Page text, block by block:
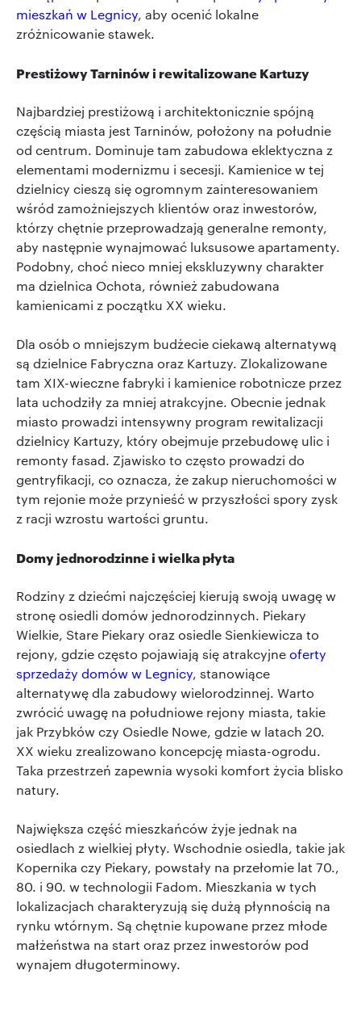
mieszkań w Legnicy, aby ocenić lokalne
zróżnicowanie stawek.
Prestiżowy Tarninów i rewitalizowane Kartuzy
Najbardziej prestiżową i architektonicznie spójną
częścią miasta jest Tarninów, położony na południe
od centrum. Dominuje tam zabudowa eklektyczna z
elementami modernizmu i secesji. Kamienice w tej
dzielnicy cieszą się ogromnym zainteresowaniem
wśród zamożniejszych klientów oraz inwestorów,
którzy chętnie przeprowadzają generalne remonty,
aby następnie wynajmować luksusowe apartamenty.
Podobny, choć nieco mniej ekskluzywny charakter
ma dzielnica Ochota, również zabudowana
kamienicami z początku XX wieku.
Dla osób o mniejszym budżecie ciekawą alternatywą
są dzielnice Fabryczna oraz Kartuzy. Zlokalizowane
tam XIX-wieczne fabryki i kamienice robotnicze przez
lata uchodziły za mniej atrakcyjne. Obecnie jednak
miasto prowadzi intensywny program rewitalizacji
dzielnicy Kartuzy, który obejmuje przebudowę ulic i
remonty fasad. Zjawisko to często prowadzi do
gentryfikacji, co oznacza, że zakup nieruchomości w
tym rejonie może przynieść w przyszłości spory zysk
z racji wzrostu wartości gruntu.
Domy jednorodzinne i wielka płyta
Rodziny z dziećmi najczęściej kierują swoją uwagę w
stronę osiedli domów jednorodzinnych. Piekary
Wielkie, Stare Piekary oraz osiedle Sienkiewicza to
rejony, gdzie często pojawiają się atrakcyjneoferty
sprzedaży domów w Legnicy, stanowiące
alternatywę dla zabudowy wielorodzinnej. Warto
zwrócić uwagę na południowe rejony miasta, takie
jak Przybków czy Osiedle Nowe, gdzie w latach 20.
XX wieku zrealizowano koncepcję miasta-ogrodu.
Taka przestrzeń zapewnia wysoki komfort życia blisko
natury.
Największa część mieszkańców żyje jednak na
osiedlach z wielkiej płyty. Wschodnie osiedla, takie jak
Kopernika czy Piekary, powstały na przełomie lat 70.,
80. i 90. w technologii Fadom. Mieszkania w tych
lokalizacjach charakteryzują się dużą płynnością na
rynku wtórnym. Są chętnie kupowane przez młode
małżeństwa na start oraz przez inwestorów pod
wynajem długoterminowy.